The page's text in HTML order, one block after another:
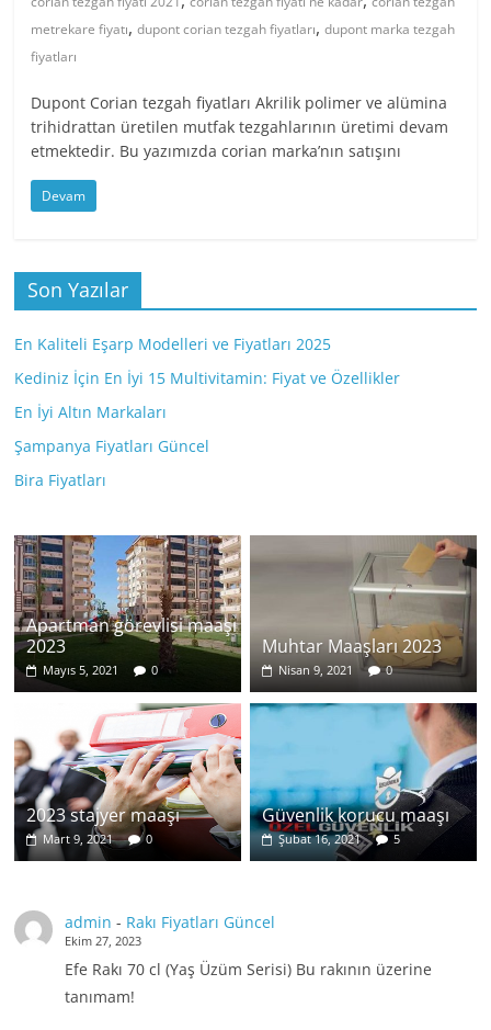
metrekare fiyatı,dupont corian tezgah fiyatları,dupont marka tezgah
fiyatları
Dupont Corian tezgah fiyatları Akrilik polimer ve alümina
trihidrattan üretilen mutfak tezgahlarının üretimi devam
etmektedir. Bu yazımızda corian marka’nın satışını
Devam
Son Yazılar
En Kaliteli Eşarp Modelleri ve Fiyatları 2025
Kediniz İçin En İyi 15 Multivitamin: Fiyat ve Özellikler
En İyi Altın Markaları
Şampanya Fiyatları Güncel
Bira Fiyatları
Apartman görevlisi maaşı
2023
Mayıs 5, 2021 0
Muhtar Maaşları 2023
Nisan 9, 2021 0
2023 stajyer maaşı
Mart 9, 2021 0
Güvenlik korucu maaşı
Şubat 16, 2021 5
admin - Rakı Fiyatları Güncel
Ekim 27, 2023
Efe Rakı 70 cl (Yaş Üzüm Serisi) Bu rakının üzerine
tanımam!